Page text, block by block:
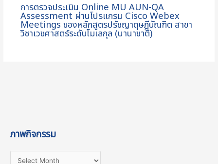
การตรวจประเมิน Online MU AUN-QA
Assessment ผ่านโปรแกรม Cisco Webex
Meetings ของหลักสูตรปรัชญาดุษฎีบัณฑิต สาขา
วิชาเวชศาสตร์ระดับโมเลกุล (นานาชาติ)
ภาพกิจกรรม